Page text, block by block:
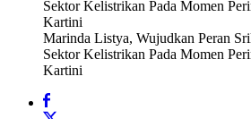
Marinda Listya, Wujudkan Peran
Sektor Kelistrikan Pada Momen
Kartini